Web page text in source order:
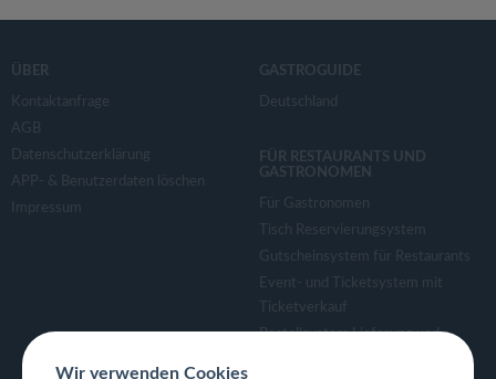
ÜBER
Kontaktanfrage
AGB
Datenschutzerklärung
APP- & Benutzerdaten löschen
Impressum
GASTROGUIDE
Deutschland
FÜR RESTAURANTS UND
GASTRONOMEN
Für Gastronomen
Tisch Reservierungsystem
Gutscheinsystem für Restaurants
Event- und Ticketsystem mit
Ticketverkauf
Bestellsystem Lieferung und
Wir verwenden Cookies